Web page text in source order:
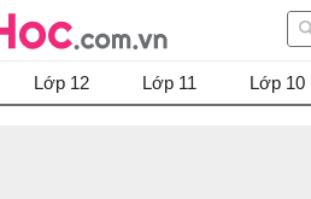
Lớp 12 Lớp 11 Lớp 10